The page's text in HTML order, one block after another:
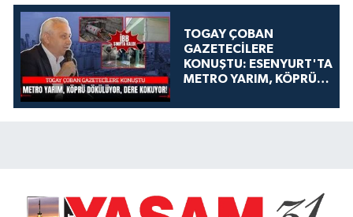
TOGAY ÇOBAN
GAZETECİLERE
KONUŞTU: ESENYURT'TA
METRO YARIM, KÖPRÜ
KOKUYOR!